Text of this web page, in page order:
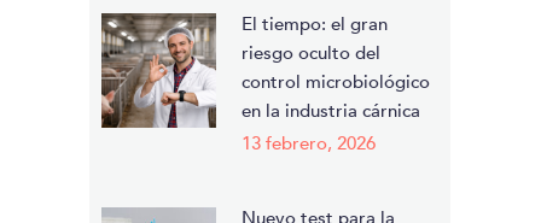
El tiempo: el gran
riesgo oculto del
control microbiológico
en la industria cárnica
13 febrero, 2026
Nuevo test para la